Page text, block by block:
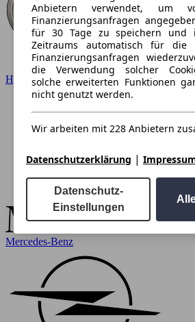
Hyundai
Mercedes-Benz
Anbietern verwendet, um
Finanzierungsanfragen
für 30 Tage zu speichern und
Zeitraums automatisch für die
Finanzierungsanfragen
die Verwendung solcher
solche erweiterten Funktionen
nicht genutzt werden.
Wir arbeiten mit 228 Anbietern
Datenschutzerklärung |
Datenschutz-
Einstellungen